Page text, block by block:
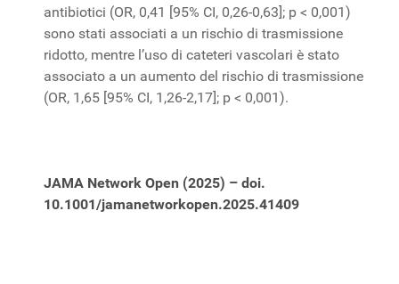
antibiotici (OR, 0,41 [95% CI, 0,26-0,63]; p < 0,001)
sono stati associati a un rischio di trasmissione
ridotto, mentre l’uso di cateteri vascolari è stato
associato a un aumento del rischio di trasmissione
(OR, 1,65 [95% CI, 1,26-2,17]; p < 0,001).
JAMA Network Open (2025) – doi.
10.1001/jamanetworkopen.2025.41409